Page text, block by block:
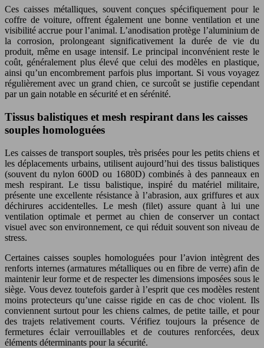
Ces caisses métalliques, souvent conçues spécifiquement pour le
coffre de voiture, offrent également une bonne ventilation et une
visibilité accrue pour l’animal. L’anodisation protège l’aluminium de
la corrosion, prolongeant significativement la durée de vie du
produit, même en usage intensif. Le principal inconvénient reste le
coût, généralement plus élevé que celui des modèles en plastique,
ainsi qu’un encombrement parfois plus important. Si vous voyagez
régulièrement avec un grand chien, ce surcoût se justifie cependant
par un gain notable en sécurité et en sérénité.
Tissus balistiques et mesh respirant dans les caisses
souples homologuées
Les caisses de transport souples, très prisées pour les petits chiens et
les déplacements urbains, utilisent aujourd’hui des tissus balistiques
(souvent du nylon 600D ou 1680D) combinés à des panneaux en
mesh respirant. Le tissu balistique, inspiré du matériel militaire,
présente une excellente résistance à l’abrasion, aux griffures et aux
déchirures accidentelles. Le mesh (filet) assure quant à lui une
ventilation optimale et permet au chien de conserver un contact
visuel avec son environnement, ce qui réduit souvent son niveau de
stress.
Certaines caisses souples homologuées pour l’avion intègrent des
renforts internes (armatures métalliques ou en fibre de verre) afin de
maintenir leur forme et de respecter les dimensions imposées sous le
siège. Vous devez toutefois garder à l’esprit que ces modèles restent
moins protecteurs qu’une caisse rigide en cas de choc violent. Ils
conviennent surtout pour les chiens calmes, de petite taille, et pour
des trajets relativement courts. Vérifiez toujours la présence de
fermetures éclair verrouillables et de coutures renforcées, deux
éléments déterminants pour la sécurité.